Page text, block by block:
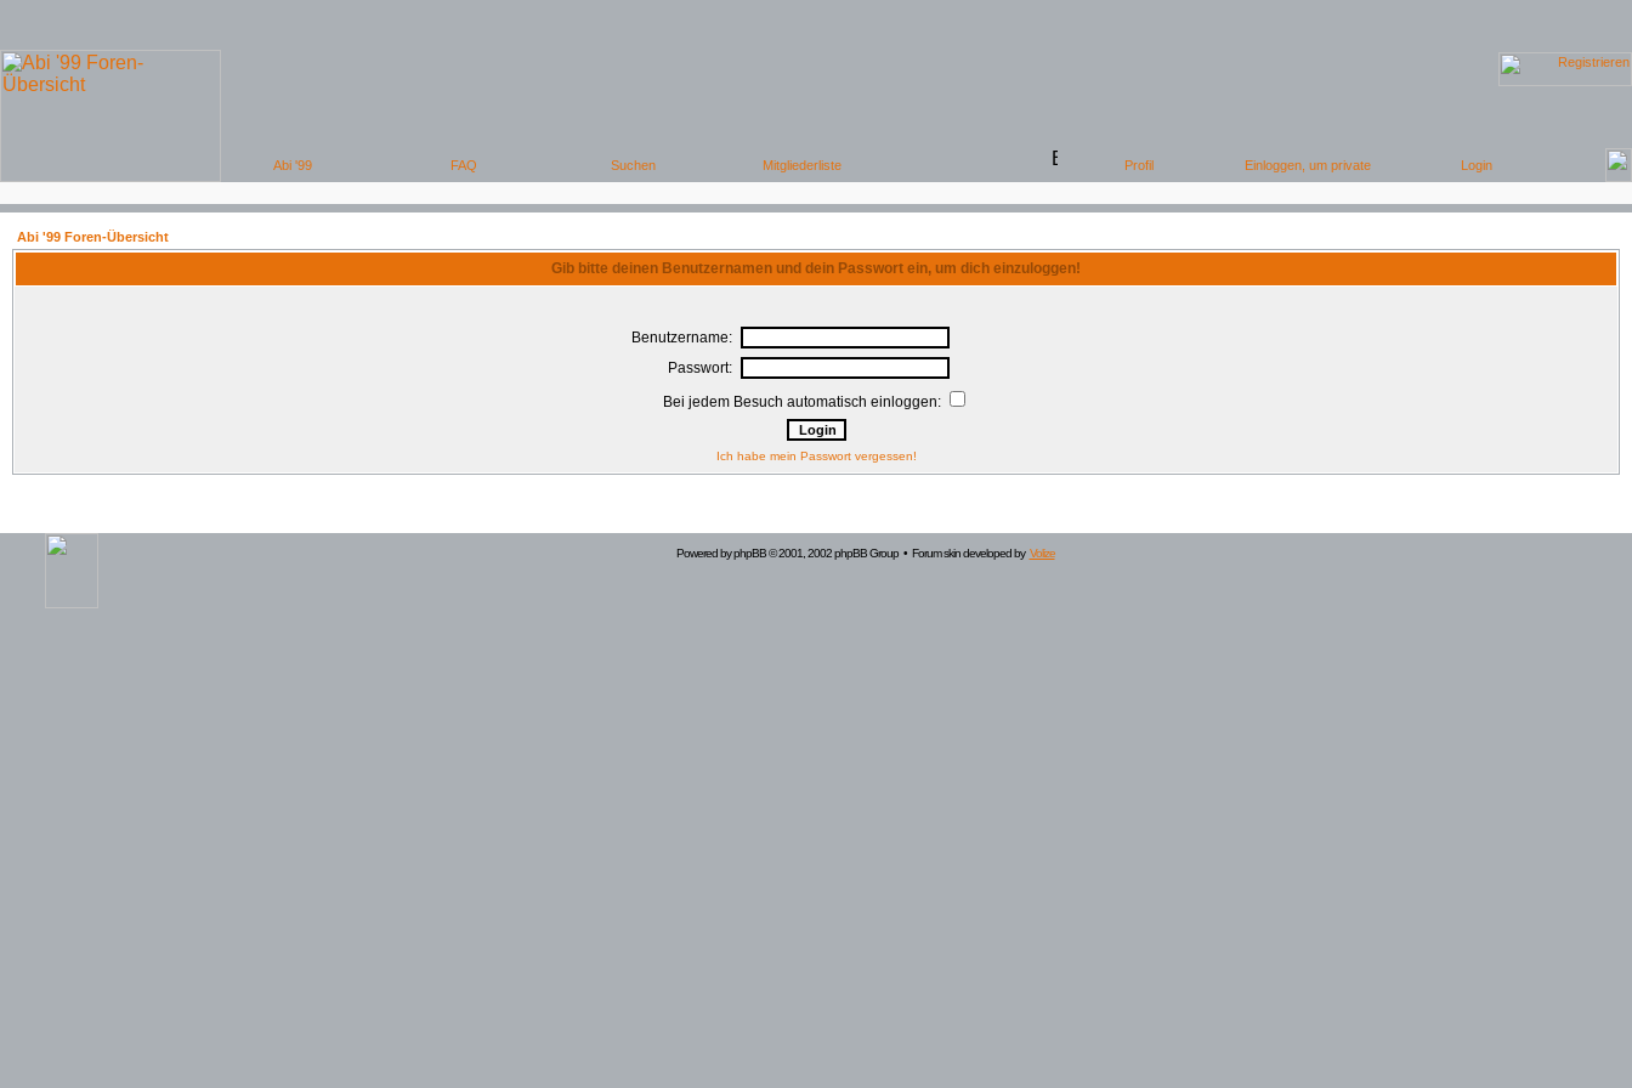
Abi '99 Foren-Übersicht
Gib bitte deinen Benutzernamen und dein Passwort ein, um dich einzuloggen!
Benutzername:
Passwort:
Bei jedem Besuch automatisch einloggen:
Ich habe mein Passwort vergessen!
Powered byphpBB© 2001, 2002 phpBB Group • Forum skin developed by Volize